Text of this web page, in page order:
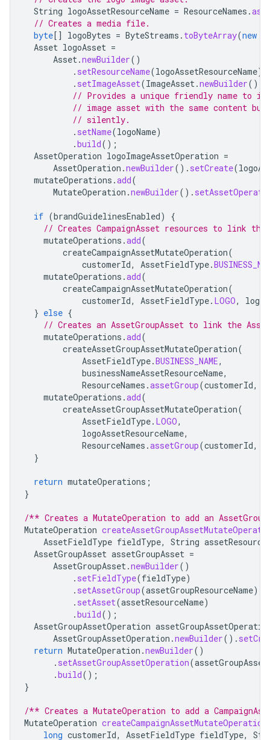
String logoAssetResourceName = ResourceNames .
// Creates a media file.
byte[] logoBytes = ByteStreams . toByteArray(new
Asset logoAsset =
Asset.newBuilder()
. setResourceName(logoAssetResourceName)
. setImageAsset(ImageAsset.newBuilder().
// Provides a unique friendly name to
// image asset with the same content
// silently.
. setName(logoName)
.build();
AssetOperation logoImageAssetOperation =
AssetOperation .newBuilder(). setCreate(
mutateOperations .add(
MutateOperation .newBuilder().
if (brandGuidelinesEnabled)
{
// Creates CampaignAsset resources to link the
mutateOperations .add(
createCampaignAssetMutateOperation(
customerId, AssetFieldType.
mutateOperations .add(
createCampaignAssetMutateOperation(
customerId, AssetFieldType. LOGO,
} else {
// Creates an AssetGroupAsset to link the
mutateOperations .add(
createAssetGroupAssetMutateOperation(
AssetFieldType.BUSINESS_NAME,
businessNameAssetResourceName,
ResourceNames .assetGroup(customerId,
mutateOperations .add(
createAssetGroupAssetMutateOperation(
AssetFieldType. LOGO,
logoAssetResourceName,
ResourceNames .assetGroup(customerId,
}
return mutateOperations ;
}
/** Creates a MutateOperation to add an
MutateOperation
AssetFieldType fieldType, String
AssetGroupAsset assetGroupAsset =
AssetGroupAsset.newBuilder()
. setFieldType(fieldType)
. setAssetGroup(assetGroupResourceName)
. setAsset(assetResourceName)
.build();
AssetGroupAssetOperation
AssetGroupAssetOperation .newBuilder().
return MutateOperation .newBuilder()
. setAssetGroupAssetOperation(
.build();
}
/** Creates a MutateOperation to add a
MutateOperation createCampaignAssetMutateOperation
long customerId, AssetFieldType fieldType,